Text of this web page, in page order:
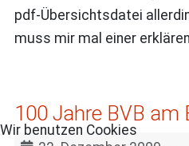
pdf-Übersichtsdatei
muss mir mal einer
100 Jahre BVB am
Wir benutzen Cookies